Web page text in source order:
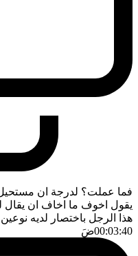
فما عملت؟ لدرجة ان مستحيل
يقول اخوف ما اخاف ان يقال
هذا الرجل باختصار لديه
00:03:40ضَ